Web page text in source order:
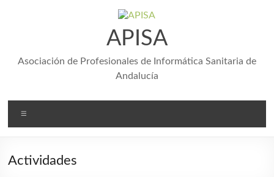
APISA
Asociación de Profesionales de Informática Sanitaria de
Andalucía
Actividades